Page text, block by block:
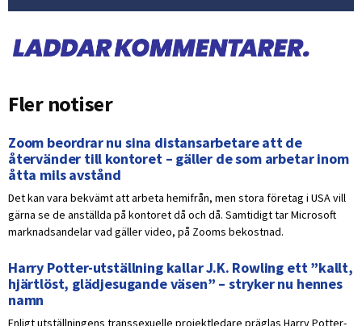
Fler notiser
Zoom beordrar nu sina distansarbetare att de
återvänder till kontoret – gäller de som arbetar inom
åtta mils avstånd
Det kan vara bekvämt att arbeta hemifrån, men stora företag i USA vill
gärna se de anställda på kontoret då och då. Samtidigt tar Microsoft
marknadsandelar vad gäller video, på Zooms bekostnad.
Harry Potter-utställning kallar J.K. Rowling ett ”kallt,
hjärtlöst, glädjesugande väsen” – stryker nu hennes
namn
Enligt utställningens transsexuelle projektledare präglas Harry Potter-